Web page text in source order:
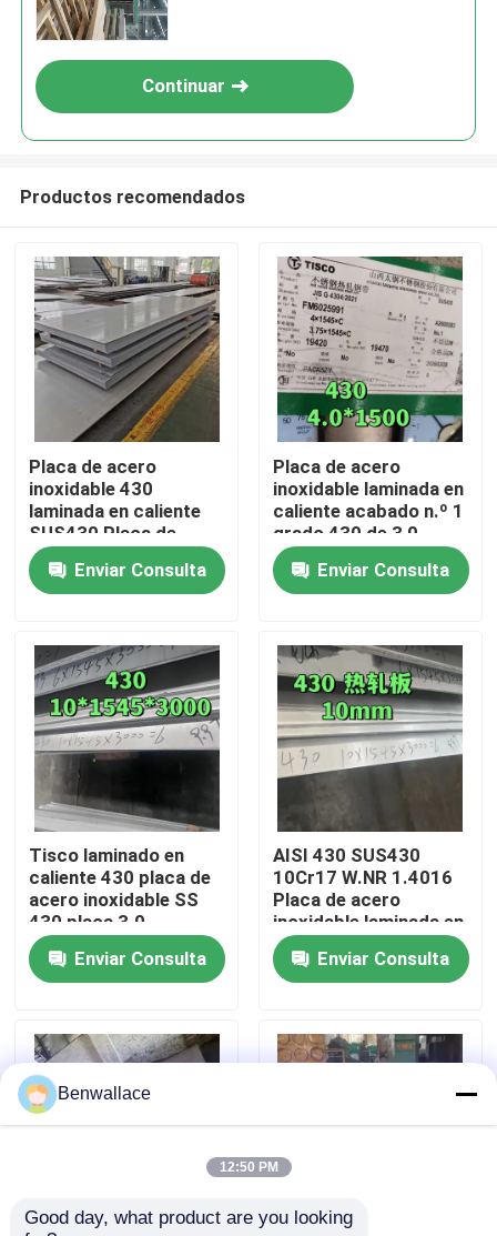
En casa
Productos
Los vídeos
Sobre nosotros
recorrido por la fábrica
Control de calidad
Noticias
Solicitar una cita
Continuar
Productos recomendados
Placa de acero
inoxidable 430
laminada en caliente
SUS430 Placa de
metal
8*1500*6000mm con
superficie NO.1
Enviar Consulta
Placa de acero
inoxidable laminada en
caliente acabado n.º 1
grado 430 de 3,0 -
10,0 mm, placa SS
430 de TISCO
Enviar Consulta
Tisco laminado en
caliente 430 placa de
acero inoxidable SS
430 placa 3.0 -
10.0mm No.1
superficieEnviar Consulta
AISI 430 SUS430
10Cr17 W.NR 1.4016
Placa de acero
inoxidable laminada en
caliente
10*1500*6000
Superficie NO.1
Enviar Consulta
Benwallace
12:50 PM
Good day, what product are you looking